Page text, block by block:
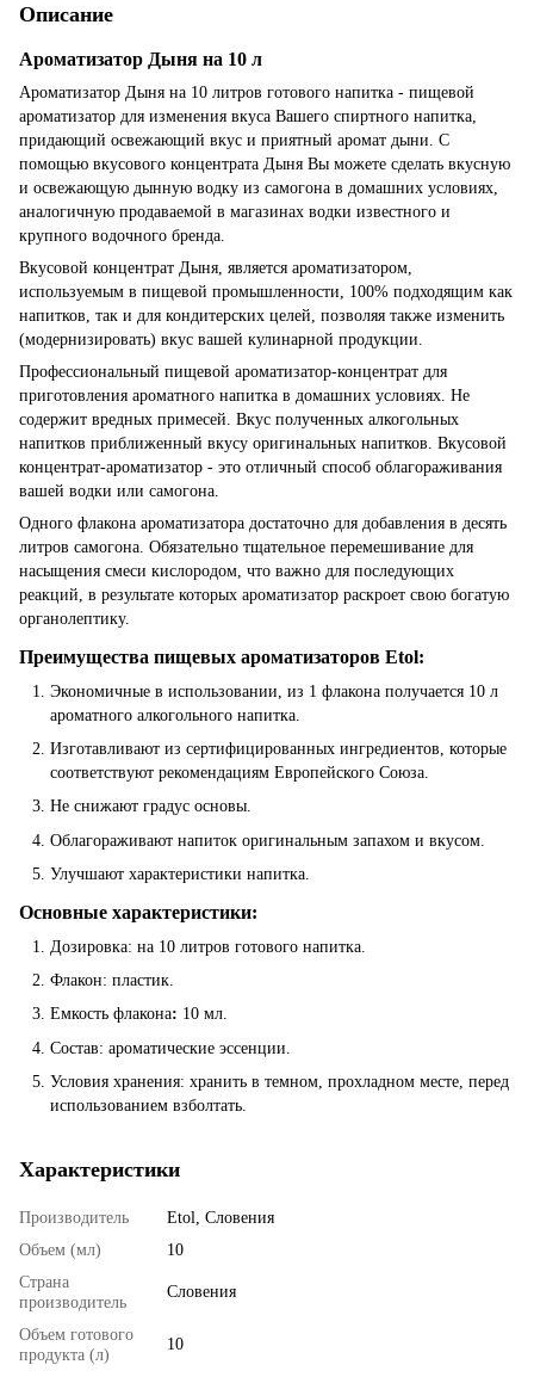
Описание
Ароматизатор Дыня на 10 л
Ароматизатор Дыня на 10 литров готового напитка - пищевой
ароматизатор для изменения вкуса Вашего спиртного напитка,
придающий освежающий вкус и приятный аромат дыни. С
помощью вкусового концентрата Дыня Вы можете сделать вкусную
и освежающую дынную водку из самогона в домашних условиях,
аналогичную продаваемой в магазинах водки известного и
крупного водочного бренда.
Вкусовой концентрат Дыня, является ароматизатором,
используемым в пищевой промышленности, 100% подходящим как
напитков, так и для кондитерских целей, позволяя также изменить
(модернизировать) вкус вашей кулинарной продукции.
Профессиональный пищевой ароматизатор-концентрат для
приготовления ароматного напитка в домашних условиях. Не
содержит вредных примесей. Вкус полученных алкогольных
напитков приближенный вкусу оригинальных напитков. Вкусовой
концентрат-ароматизатор - это отличный способ облагораживания
вашей водки или самогона.
Одного флакона ароматизатора достаточно для добавления в десять
литров самогона. Обязательно тщательное перемешивание для
насыщения смеси кислородом, что важно для последующих
реакций, в результате которых ароматизатор раскроет свою богатую
органолептику.
Преимущества пищевых ароматизаторов Etol:
Экономичные в использовании, из 1 флакона получается 10 л
ароматного алкогольного напитка.
Изготавливают из сертифицированных ингредиентов, которые
соответствуют рекомендациям Европейского Союза.
Не снижают градус основы.
Облагораживают напиток оригинальным запахом и вкусом.
Улучшают характеристики напитка.
Основные характеристики:
Дозировка: на 10 литров готового напитка.
Флакон: пластик.
Емкость флакона: 10 мл.
Состав: ароматические эссенции.
Условия хранения: хранить в темном, прохладном месте, перед
использованием взболтать.
Характеристики
Производитель
Etol, Словения
Объем (мл)
10
Страна
производитель
Словения
Объем готового
продукта (л)
10